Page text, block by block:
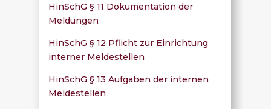
HinSchG § 11 Dokumentation der
Meldungen
HinSchG § 12 Pflicht zur Einrichtung
interner Meldestellen
HinSchG § 13 Aufgaben der internen
Meldestellen